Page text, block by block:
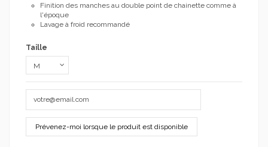
Finition des manches au double point de chainette comme à
l'époque
Lavage à froid recommandé
Taille